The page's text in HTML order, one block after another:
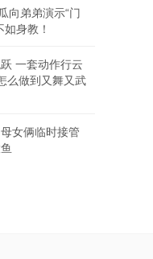
向弟弟演示“门
身教！
一套动作行云
么做到又舞又武
女俩临时接管